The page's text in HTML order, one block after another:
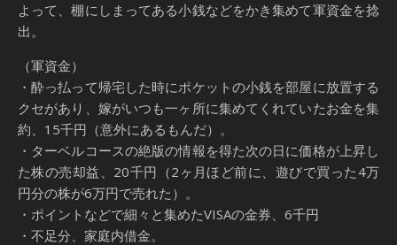
よって、棚にしまってある小銭などをかき集めて軍資金を捻
出。
（軍資金）
・酔っ払って帰宅した時にポケットの小銭を部屋に放置する
クセがあり、嫁がいつも一ヶ所に集めてくれていたお金を集
約、15千円（意外にあるもんだ）。
・ターベルコースの絶版の情報を得た次の日に価格が上昇し
た株の売却益、20千円（2ヶ月ほど前に、遊びで買った4万
円分の株が6万円で売れた）。
・ポイントなどで細々と集めたVISAの金券、6千円
・不足分、家庭内借金。